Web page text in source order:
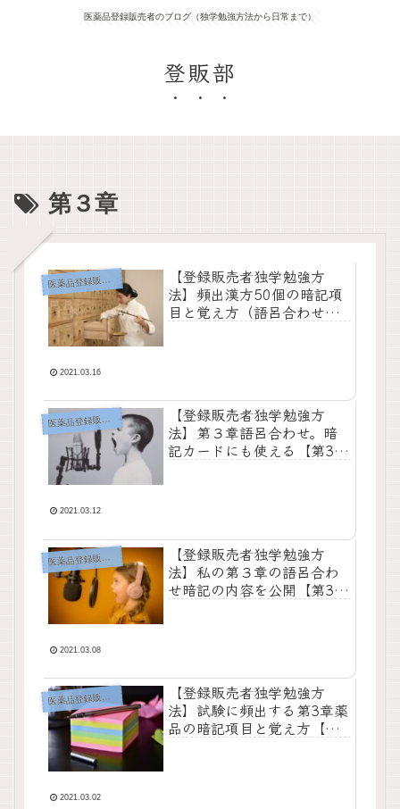
医薬品登録販売者のブログ（独学勉強方法から日常まで）
登販部
第３章
医薬品登録販売者の勉強方法
【登録販売者独学勉強方
法】頻出漢方50個の暗記項
目と覚え方（語呂合わせ）
2021.03.16
医薬品登録販売者の勉強方法
【登録販売者独学勉強方
法】第３章語呂合わせ。暗
記カードにも使える【第3章
2021.03.12
医薬品登録販売者の勉強方法
【登録販売者独学勉強方
法】私の第３章の語呂合わ
せ暗記の内容を公開【第3章
2021.03.08
医 薬品登録販売者の勉強方法
【登録販売者独学勉強方
法】試験に頻出する第3章薬
品の暗記項目と覚え方【第3
2021.03.02